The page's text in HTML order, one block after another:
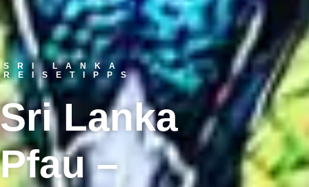
SRI LANKA
REISETIPPS
Sri Lanka
Pfau –